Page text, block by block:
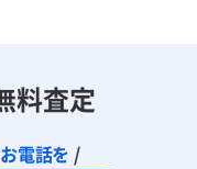
料査定
お電話を /